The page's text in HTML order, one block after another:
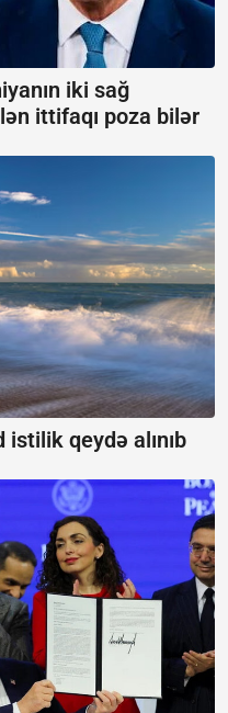
iki sağ
ittifaqı poza bilər
qeydə alınıb